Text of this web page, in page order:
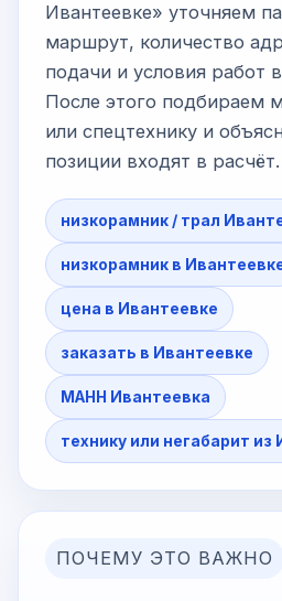
Ивантеевке» уточняем
маршрут, количество
подачи и условия работ
После этого подбираем
или спецтехнику и
позиции входят в расчёт.
низкорамник / трал
низкорамник в
цена в Ивантеевке
заказать в Ивантеевке
МАНН Ивантеевка
технику или негабарит из
ПОЧЕМУ ЭТО ВАЖНО